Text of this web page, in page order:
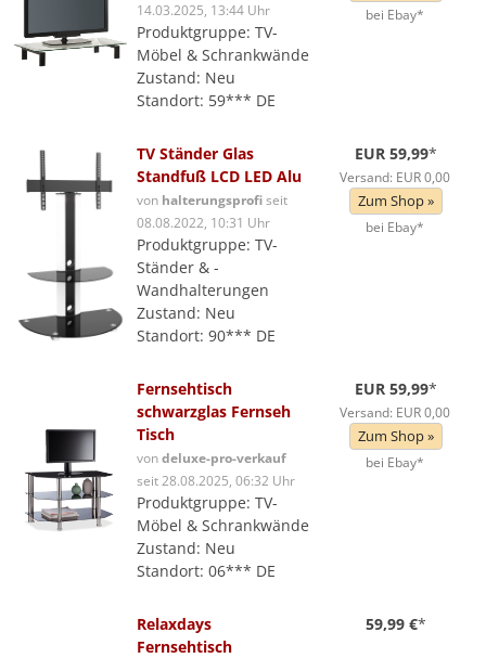
14.03.2025, 13:44 Uhr
Produktgruppe: TV-
Möbel & Schrankwände
Zustand: Neu
Standort: 59*** DE
bei Ebay*
TV Ständer Glas
Standfuß LCD LED Alu
von halterungsprofiseit
08.08.2022, 10:31 Uhr
Produktgruppe: TV-
Ständer & -
Wandhalterungen
Zustand: Neu
Standort: 90*** DE
EUR 59,99*
Versand: EUR 0,00
Zum Shop »
bei Ebay*
Fernsehtisch
schwarzglas Fernseh
Tisch
vondeluxe-pro-verkauf
seit 28.08.2025, 06:32 Uhr
Produktgruppe: TV-
Möbel & Schrankwände
Zustand: Neu
Standort: 06*** DE
EUR 59,99*
Versand: EUR 0,00
Zum Shop »
bei Ebay*
Relaxdays
Fernsehtisch
59,99 €*